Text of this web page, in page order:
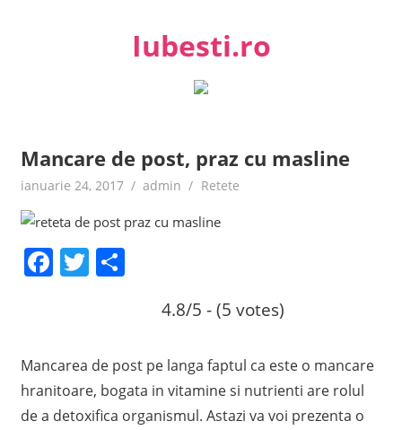
Iubesti.ro
Despre dragoste si moda, sanatate si diete, despre femeile
Mancare de post, praz cu masline
ianuarie 24, 2017 admin Retete
Facebook
Twitter
Share
4.8/5 - (5 votes)
Mancarea de post pe langa faptul ca este o mancare
hranitoare, bogata in vitamine si nutrienti are rolul
de a detoxifica organismul. Astazi va voi prezenta o